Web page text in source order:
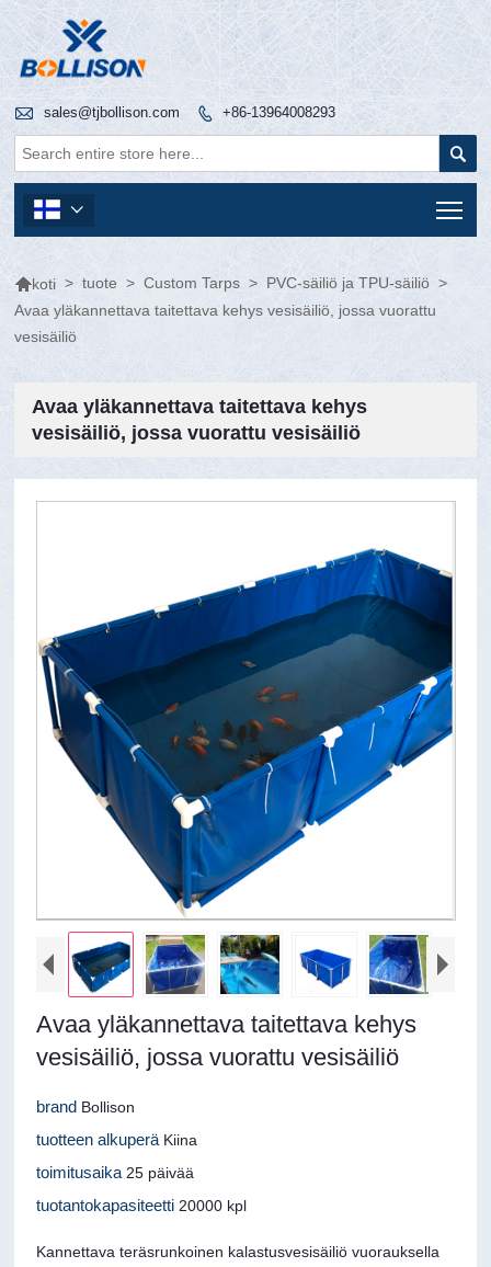
 sales@tjbollison.com  +86-13964008293


koti > tuote > Custom Tarps > PVC-säiliö ja TPU-säiliö >
Avaa yläkannettava taitettava kehys vesisäiliö, jossa vuorattu
vesisäiliö
Avaa yläkannettava taitettava kehys
vesisäiliö, jossa vuorattu vesisäiliö
Avaa yläkannettava taitettava kehys
vesisäiliö, jossa vuorattu vesisäiliö
brand Bollison
tuotteen alkuperä Kiina
toimitusaika 25 päivää
tuotantokapasiteetti 20000 kpl
Kannettava teräsrunkoinen kalastusvesisäiliö vuorauksella